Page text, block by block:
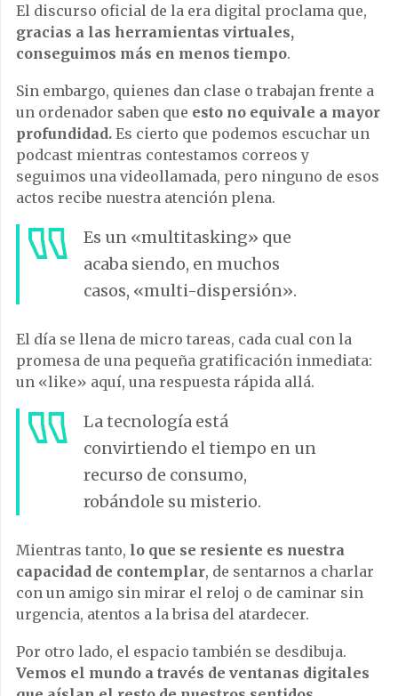
El discurso oficial de la era digital proclama que,
gracias a las herramientas virtuales,
conseguimos más en menos tiempo.
Sin embargo, quienes dan clase o trabajan frente a
un ordenador saben que esto no equivale a mayor
profundidad. Es cierto que podemos escuchar un
podcast mientras contestamos correos y
seguimos una videollamada, pero ninguno de esos
actos recibe nuestra atención plena.
Es un «multitasking» que
acaba siendo, en muchos
casos, «multi-dispersión».
El día se llena de micro tareas, cada cual con la
promesa de una pequeña gratificación inmediata:
un «like» aquí, una respuesta rápida allá.
La tecnología está
convirtiendo el tiempo en un
recurso de consumo,
robándole su misterio.
Mientras tanto, lo que se resiente es nuestra
capacidad de contemplar, de sentarnos a charlar
con un amigo sin mirar el reloj o de caminar sin
urgencia, atentos a la brisa del atardecer.
Por otro lado, el espacio también se desdibuja.
Vemos el mundo a través de ventanas digitales